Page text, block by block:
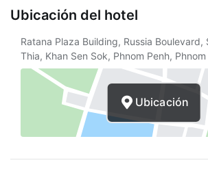
Desayuno buffet gratis
Personal multilingüe
Centro de negocios
Asador
Servicio de café en el lobby
Clases de
Ubicación del hotel
Ratana Plaza Building, Russia Boulevard,
Thia, Khan Sen Sok, Phnom Penh,
Ubicación